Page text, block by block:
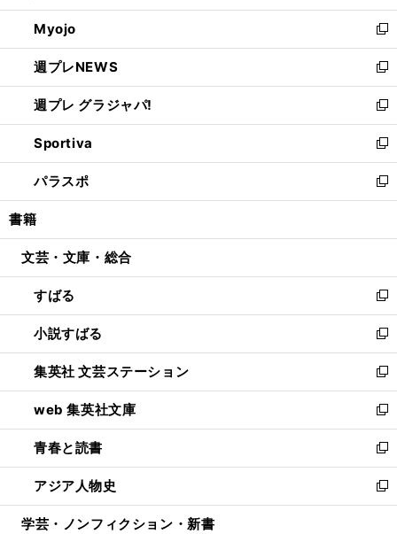
開
く
ウ
で
開
く
ン
ド
ウ
で
開
く
ウ
ィ
ン
ド
ウ
で
開
く
Myojo
新
し
い
ウ
ィ
ン
ド
ウ
で
開
週プレNEWS
新
し
い
ウ
ィ
ン
ド
ウ
開
週プレ グラジャパ!
新
し
い
ウ
ィ
ン
ウ
開
く
Sportiva
新
し
い
ウ
ン
ウ
で
開
く
パラスポ
新
し
ウ
ン
ド
ウ
で
開
く
書籍
文芸・文庫・総合
すばる
新
し
い
ウ
ィ
ン
ド
ウ
で
開
く
小説すばる
新
し
い
ウ
ィ
ン
ド
ウ
で
開
集英社 文芸ステーション
新
し
い
ウ
ィ
ン
ド
ウ
web 集英社文庫
新
し
い
ウ
ィ
ン
青春と読書
新
し
い
ウ
アジア人物史
新
し
学芸・ノンフィクション・新書